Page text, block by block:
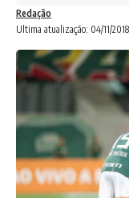
Ultima atualização: 04/11/
Redação